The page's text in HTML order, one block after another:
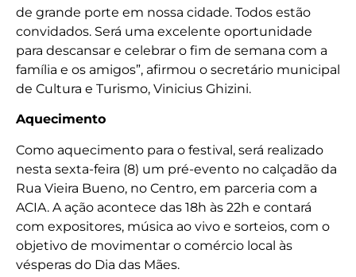
de grande porte em nossa cidade. Todos estão
convidados. Será uma excelente oportunidade
para descansar e celebrar o fim de semana com a
família e os amigos”, afirmou o secretário municipal
de Cultura e Turismo, Vinicius Ghizini.
Aquecimento
Como aquecimento para o festival, será realizado
nesta sexta-feira (8) um pré-evento no calçadão da
Rua Vieira Bueno, no Centro, em parceria com a
ACIA. A ação acontece das 18h às 22h e contará
com expositores, música ao vivo e sorteios, com o
objetivo de movimentar o comércio local às
vésperas do Dia das Mães.